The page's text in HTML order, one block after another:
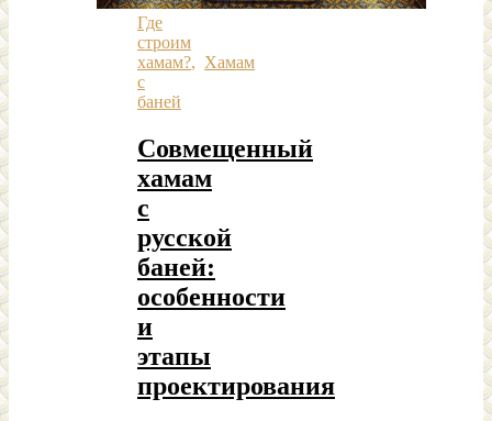
Где
строим
хамам?, Хамам
с
баней
Совмещенный
хамам
с
русской
баней:
особенности
и
этапы
проектирования